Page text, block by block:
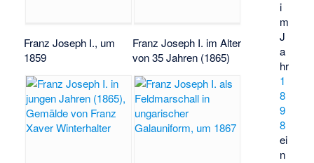
i
m
J
a
hr
1
8
9
8
ei
n
Franz Joseph I., um
1859
Franz Joseph I. im Alter
von 35 Jahren (1865)